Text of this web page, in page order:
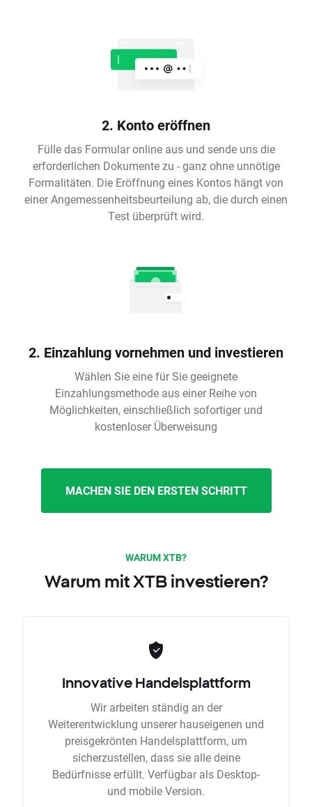
2. Konto eröffnen
Fülle das Formular online aus und sende uns die
erforderlichen Dokumente zu - ganz ohne unnötige
Formalitäten. Die Eröffnung eines Kontos hängt von
einer Angemessenheitsbeurteilung ab, die durch einen
Test überprüft wird.
2. Einzahlung vornehmen und investieren
Wählen Sie eine für Sie geeignete
Einzahlungsmethode aus einer Reihe von
Möglichkeiten, einschließlich sofortiger und
kostenloser Überweisung
MACHEN SIE DEN ERSTEN SCHRITT
WARUM XTB?
Warum mit XTB investieren?
Innovative Handelsplattform
Wir arbeiten ständig an der
Weiterentwicklung unserer hauseigenen und
preisgekrönten Handelsplattform, um
sicherzustellen, dass sie alle deine
Bedürfnisse erfüllt. Verfügbar als Desktop-
und mobile Version.